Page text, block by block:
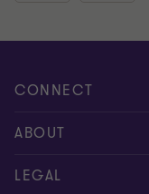
CONNECT
Contattaci
I nostri professionisti
ABOUT
Chi siamo
LEGAL